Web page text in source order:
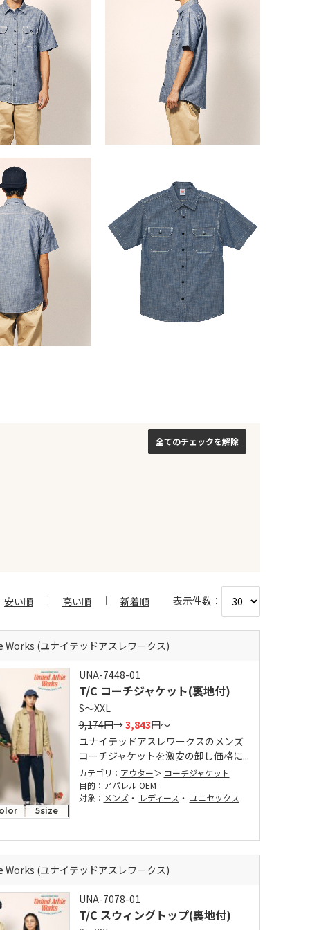
全てのチェックを解除
安い順 高い順 新着順 表示件数：
(ユナイテッドアスレワークス)
5size
UNA-7448-01
T/C コーチジャケット(裏地付)
S～XXL
9,174円→3,843円～
ユナイテッドアスレワークスのメンズ
コーチジャケットを激安の卸し価格に...
カテゴリ： アウター
コーチジャケット
目的： アパレル OEM
対象： メンズ・ レディース ・ ユニセックス
(ユナイテッドアスレワークス)
UNA-7078-01
T/C スウィングトップ(裏地付)